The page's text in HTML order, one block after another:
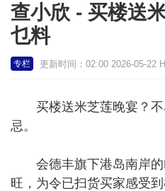
查小欣 - 买楼送
乜料
专栏 更新时间：02:00 2026-05-22
买楼送米芝莲晚宴？不
忌。
会德丰旗下港岛南岸的
旺，为令已扫货买家感受